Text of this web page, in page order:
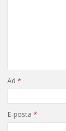
Ad *
E-posta *